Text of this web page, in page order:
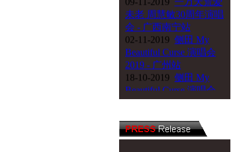
未老 周慧敏30周年演唱
会 - 广西南宁站
02-11-2019 侧田 My
Beautiful Curse 演唱会
2019 - 广州站
18-10-2019 侧田 My
Beautiful Curse 演唱会
一》音乐会
24-08-2019 侧田 My